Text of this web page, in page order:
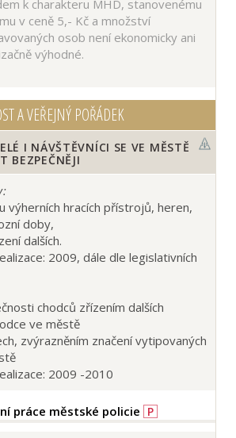
k charakteru MHD, stanovenému
v ceně 5,- Kč a množství
osob není ekonomicky ani
výhodné.
A VEŘEJNÝ POŘÁDEK
I NÁVŠTĚVNÍCI SE VE MĚSTĚ
BEZPEČNĚJI
výherních hracích přístrojů, heren,
doby,
dalších.
2009, dále dle legislativních
chodců zřízením dalších
ve městě
zvýrazněním značení vytipovaných
2009 -2010
práce městské policie P